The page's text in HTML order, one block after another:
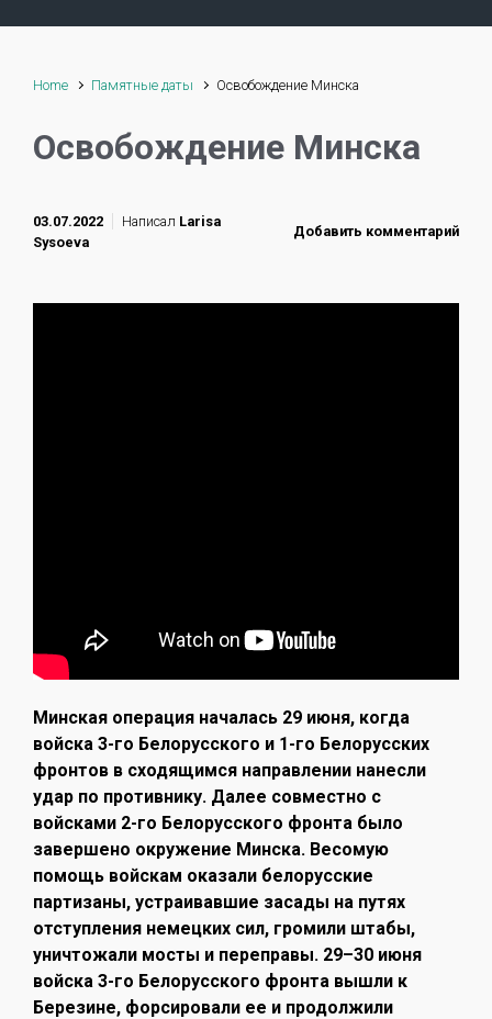
Home Памятные даты Освобождение Минска
Освобождение Минска
03.07.2022 Написал Larisa
Sysoeva
Добавить комментарий
Минская операция началась 29 июня, когда
войска 3-го Белорусского и 1-го Белорусских
фронтов в сходящимся направлении нанесли
удар по противнику. Далее совместно с
войсками 2-го Белорусского фронта было
завершено окружение Минска. Весомую
помощь войскам оказали белорусские
партизаны, устраивавшие засады на путях
отступления немецких сил, громили штабы,
уничтожали мосты и переправы. 29–30 июня
войска 3-го Белорусского фронта вышли к
Березине, форсировали ее и продолжили